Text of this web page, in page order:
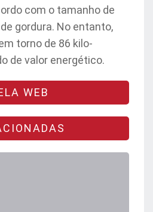
com o tamanho de
gordura. No entanto,
torno de 86 kilo-
de valor energético.
WEB